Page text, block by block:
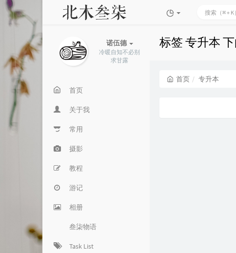
诺伍德
冷暖自知不必别
求甘露
首页
关于我
常用
摄影
教程
游记
相册
叁柒物语
Task List
标签 专升本
首页 专升本